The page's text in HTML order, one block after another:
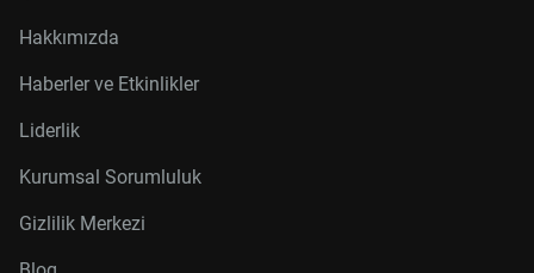
Hakkımızda
Haberler ve Etkinlikler
Liderlik
Kurumsal Sorumluluk
Gizlilik Merkezi